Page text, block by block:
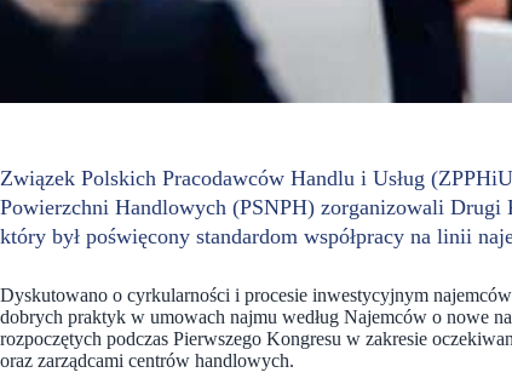
Związek Polskich Pracodawców Handlu i Usług
Powierzchni Handlowych (PSNPH) zorganizowali
który był poświęcony standardom współpracy na linii
Dyskutowano o cyrkularności i procesie inwestycyjnym
dobrych praktyk w umowach najmu według Najemców o nowe
rozpoczętych podczas Pierwszego Kongresu w zakresie
oraz zarządcami centrów handlowych.